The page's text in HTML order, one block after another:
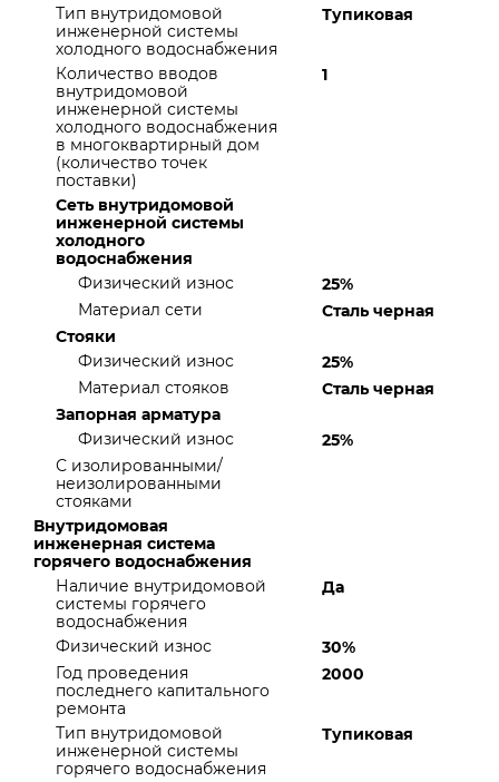
Тип внутридомовой
инженерной системы
холодного водоснабжения
Тупиковая
Количество вводов
внутридомовой
инженерной системы
холодного водоснабжения
в многоквартирный дом
(количество точек
поставки)
1
Сеть внутридомовой
инженерной системы
холодного
водоснабжения
Физический износ
25%
Материал сети
Сталь черная
Стояки
Физический износ
25%
Материал стояков
Сталь черная
Запорная арматура
Физический износ
25%
С изолированными/
неизолированными
стояками
Внутридомовая
инженерная система
горячего водоснабжения
Наличие внутридомовой
системы горячего
водоснабжения
Да
Физический износ
30%
Год проведения
последнего капитального
ремонта
2000
Тип внутридомовой
инженерной системы
горячего водоснабжения
Тупиковая